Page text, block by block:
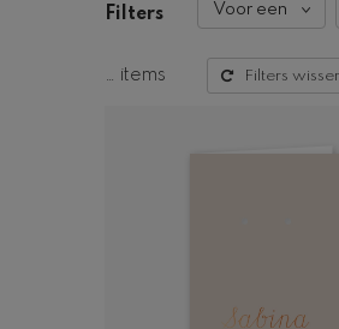
Filters Voor een
… items Filters